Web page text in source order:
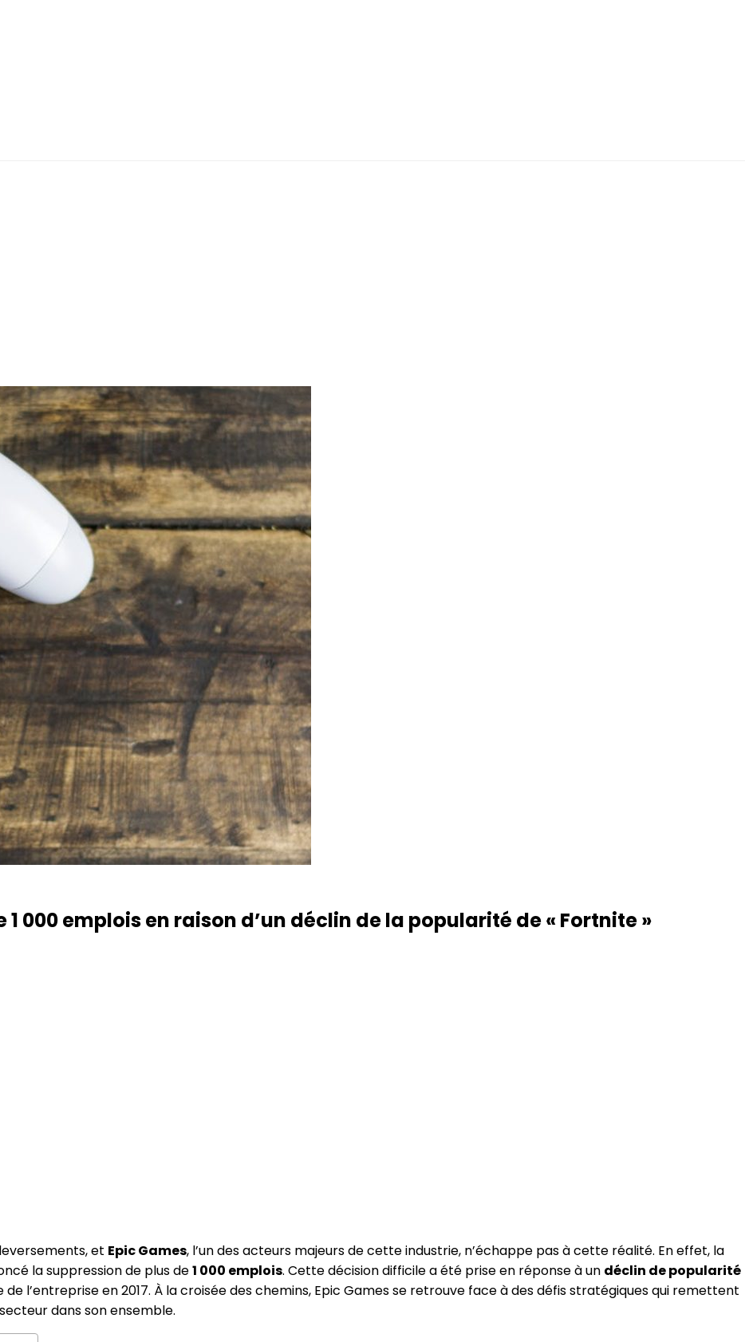
000 emplois en raison d’un déclin de la popularité de « Fortnite »
et Epic Games, l’un des acteurs majeurs de cette industrie, n’échappe pas à cette réalité. En effet, la
la suppression de plus de1 000 emplois. Cette décision difficile a été prise en réponse à un déclin de popularité
de l’entreprise en 2017. À la croisée des chemins, Epic Games se retrouve face à des défis stratégiques qui remettent
dans son ensemble.